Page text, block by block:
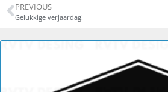
PREVIOUS
Gelukkige verjaardag!